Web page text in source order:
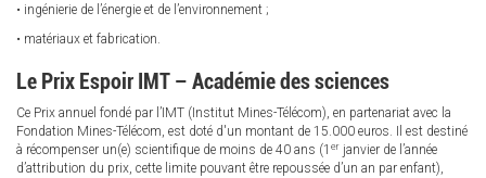
• ingénierie de l’énergie et de l’environnement ;
• matériaux et fabrication.
Le Prix Espoir IMT – Académie des sciences
Ce Prix annuel fondé par l’IMT (Institut Mines-Télécom), en partenariat avec la
Fondation Mines-Télécom, est doté d'un montant de 15.000 euros. Il est destiné
à récompenser un(e) scientifique de moins de 40 ans (1 er janvier de l’année
d’attribution du prix, cette limite pouvant être repoussée d’un an par enfant),